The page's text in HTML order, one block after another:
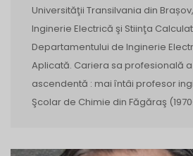
Universităţii Transilvania din
Inginerie Electrică şi Stiinţa
Departamentului de Inginerie
Aplicată. Cariera sa profesională
ascendentă : mai întâi profesor
Şcolar de Chimie din Făgăraş